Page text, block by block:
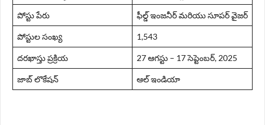
పోస్టు పేరు ఫీల్డ్ ఇంజనీర్ మరియు సూపర్ వైజర్
పోస్టుల సంఖ్య 1,543
దరఖాస్తు ప్రక్రియ 27 ఆగస్టు – 17 సెప్టెంబర్, 2025
జాబ్ లొకేషన్ ఆల్ ఇండియా